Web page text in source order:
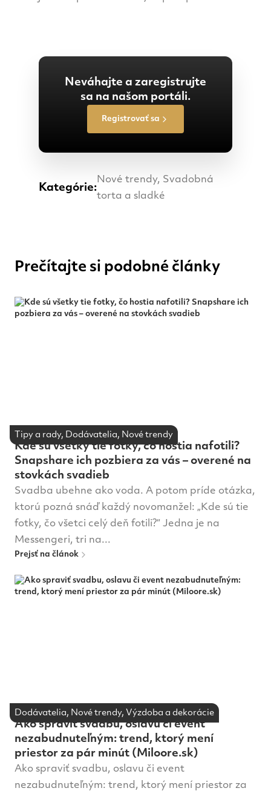
Neváhajte a zaregistrujte
sa na našom portáli.
Registrovať sa
Kategórie:
Nové trendy, Svadobná
torta a sladké
Prečítajte si podobné články
Tipy a rady, Dodávatelia, Nové trendy
Kde sú všetky tie fotky, čo hostia nafotili?
Snapshare ich pozbiera za vás – overené na
stovkách svadieb
Svadba ubehne ako voda. A potom príde otázka,
ktorú pozná snáď každý novomanžel: „Kde sú tie
fotky, čo všetci celý deň fotili?“ Jedna je na
Messengeri, tri na...
Prejsť na článok
Dodávatelia, Nové trendy, Výzdoba a dekorácie
Ako spraviť svadbu, oslavu či event
nezabudnuteľným: trend, ktorý mení
priestor za pár minút (Miloore.sk)
Ako spraviť svadbu, oslavu či event
nezabudnuteľným: trend, ktorý mení priestor za